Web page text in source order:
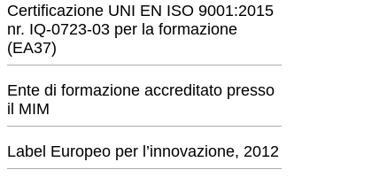
Certificazione UNI EN ISO 9001:2015
nr. IQ-0723-03 per la formazione
(EA37)
Ente di formazione accreditato presso
il MIM
Label Europeo per l’innovazione, 2012